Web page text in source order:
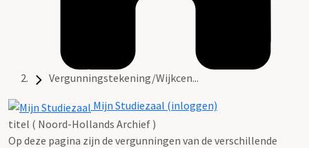
Vergunningstekening/Wijkcen...
Mijn Studiezaal (inloggen)
titel ( Noord-Hollands Archief )
Op deze pagina zijn de vergunningen van de verschillende